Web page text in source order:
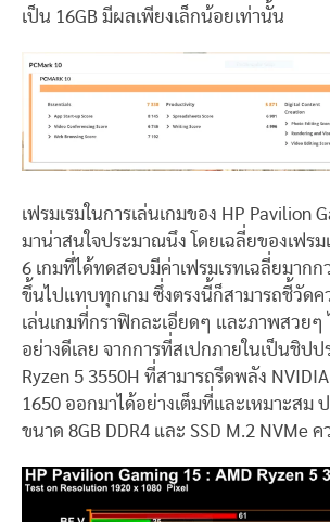
เป็น 16GB มีผลเพียงเล็กน้อยเท่านั้น
เฟรมเรมในการเล่นเกมของ HP Pavilion
มาน่าสนใจประมาณนึง โดยเฉลี่ยของเฟรม
6 เกมที่ได้ทดสอบมีค่าเฟรมเรทเฉลี่ยมากก
ขึ้นไปแทบทุกเกม ซึ่งตรงนี้ก็สามารถชี้วัดค
เล่นเกมที่กราฟิกละเอียดๆ และภาพสวยๆ
อย่างดีเลย จากการที่สเปกภายในเป็นชิป
Ryzen 5 3550H ที่สามารถรีดพลัง
1650 ออกมาได้อย่างเต็มที่และเหมาะสม
ขนาด 8GB DDR4 และ SSD M.2 NVMe ค